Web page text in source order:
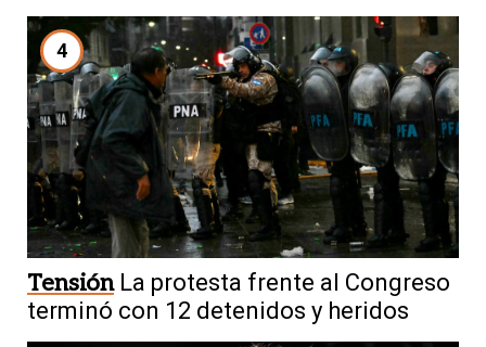
4
Tensión La protesta frente al Congreso
terminó con 12 detenidos y heridos